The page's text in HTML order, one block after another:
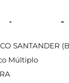
a
SANTANDER
Múltiplo